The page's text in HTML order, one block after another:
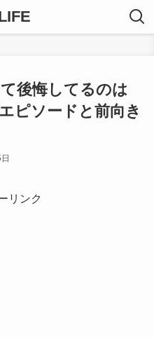
後悔してるのは
ピソードと前向き
リンク